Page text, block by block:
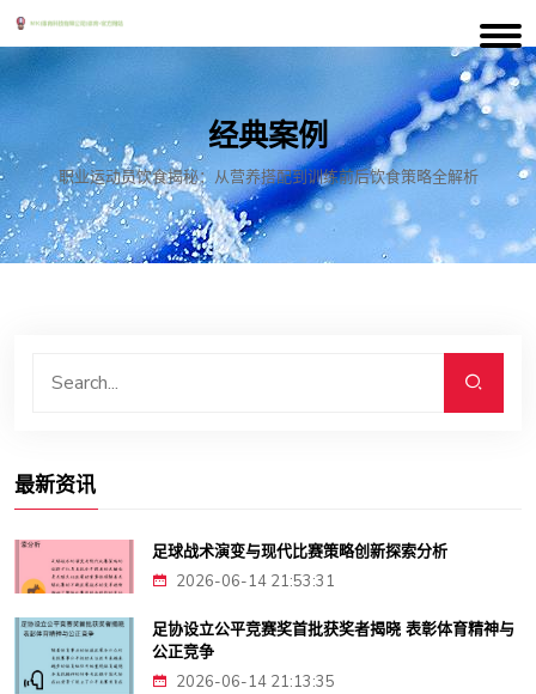
经典案例
职业运动员饮食揭秘：从营养搭配到训练前后饮食策略全解析
最新资讯
足球战术演变与现代比赛策略创新探索分析
2026-06-14 21:53:31
足协设立公平竞赛奖首批获奖者揭晓 表彰体育精神与
公正竞争
2026-06-14 21:13:35